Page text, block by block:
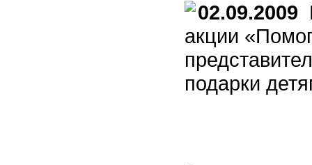
02.09.2009
акции
подарки